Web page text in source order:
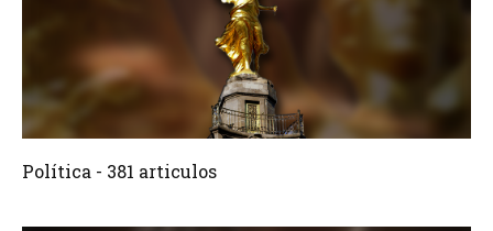
381 Articulos
Política - 381 articulos